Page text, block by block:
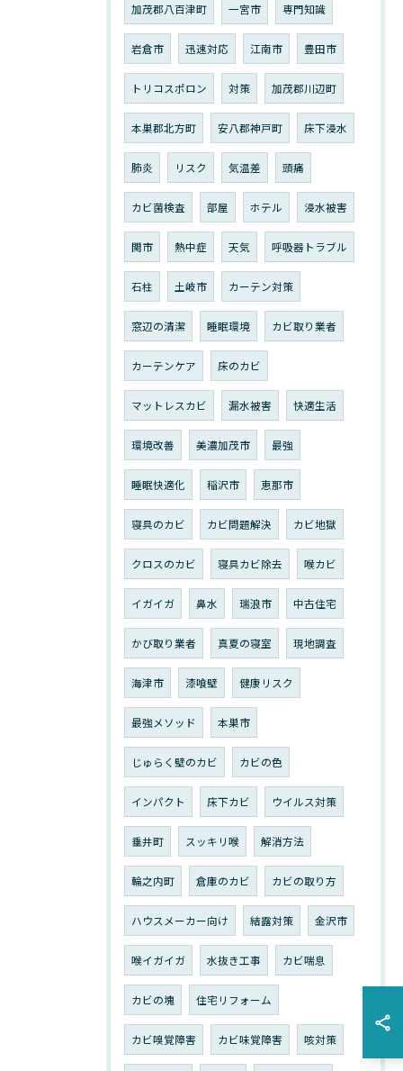
加茂郡八百津町 一宮市 専門知識
岩倉市 迅速対応 江南市 豊田市
トリコスポロン 対策 加茂郡川辺町
本巣郡北方町 安八郡神戸町 床下浸水
肺炎 リスク 気温差 頭痛
カビ菌検査 部屋 ホテル 浸水被害
関市 熱中症 天気 呼吸器トラブル
石柱 土岐市 カーテン対策
窓辺の清潔 睡眠環境 カビ取り業者
カーテンケア 床のカビ
マットレスカビ 漏水被害 快適生活
環境改善 美濃加茂市 最強
睡眠快適化 稲沢市 恵那市
寝具のカビ カビ問題解決 カビ地獄
クロスのカビ 寝具カビ除去 喉カビ
イガイガ 鼻水 瑞浪市 中古住宅
かび取り業者 真夏の寝室 現地調査
海津市 漆喰壁 健康リスク
最強メソッド 本巣市
じゅらく壁のカビ カビの色
インパクト 床下カビ ウイルス対策
垂井町 スッキリ喉 解消方法
輪之内町 倉庫のカビ カビの取り方
ハウスメーカー向け 結露対策 金沢市
喉イガイガ 水抜き工事 カビ喘息
カビの塊 住宅リフォーム
カビ嗅覚障害 カビ味覚障害 咳対策